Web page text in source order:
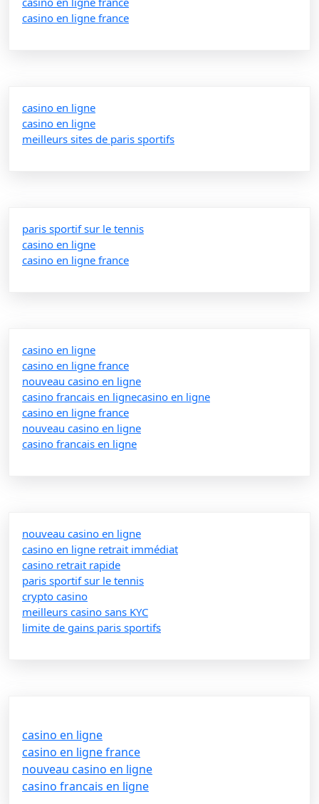
casino en ligne france
casino en ligne
casino en ligne
meilleurs sites de paris sportifs
paris sportif sur le tennis
casino en ligne
casino en ligne france
casino en ligne
casino en ligne france
nouveau casino en ligne
casino francais en lignecasino en ligne
casino en ligne france
nouveau casino en ligne
casino francais en ligne
nouveau casino en ligne
casino en ligne retrait immédiat
casino retrait rapide
paris sportif sur le tennis
crypto casino
meilleurs casino sans KYC
limite de gains paris sportifs
casino en ligne
casino en ligne france
nouveau casino en ligne
casino francais en ligne